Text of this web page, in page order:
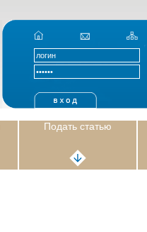
Подать статью